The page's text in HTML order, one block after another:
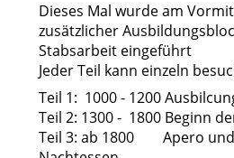
Dieses Mal wurde am
zusätzlicher
Stabsarbeit eingeführt
Jeder Teil kann einzeln
Teil 1: 1000 - 1200
Teil 2: 1300 - 1800 Beginn
Teil 3: ab 1800 Apero und